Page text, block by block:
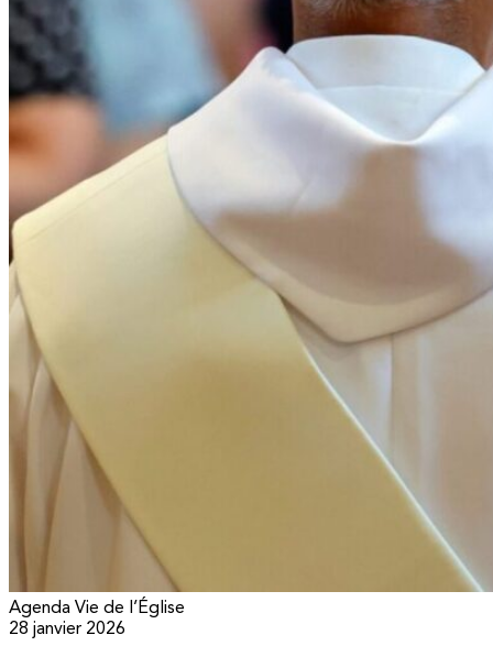
Agenda Vie de l’Église
28 janvier 2026